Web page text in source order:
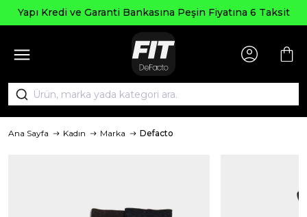
ve Garanti Bankasına Peşin Fiyatına 6 Taksit
Ana Sayfa Kadın Marka Defacto